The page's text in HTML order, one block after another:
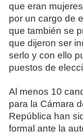
que eran
por un cargo de
que también se
que dijeron ser
serlo y con ello
puestos de
Al menos 10
para la Cámara
República han
formal ante la